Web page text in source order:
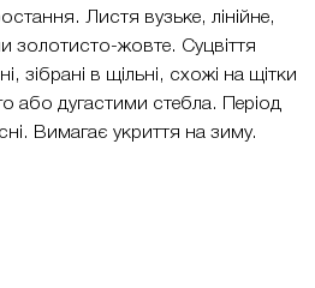
Листя вузьке, лінійне,
золотисто-жовте. Суцвіття
зібрані в щільні, схожі на щітки
або дугастими стебла. Період
Вимагає укриття на зиму.